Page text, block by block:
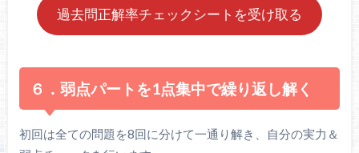
過去問正解率チェックシートを受け取る
６．弱点パートを1点集中で繰り返し解く
初回は全ての問題を8回に分けて一通り解き、自分の実力＆